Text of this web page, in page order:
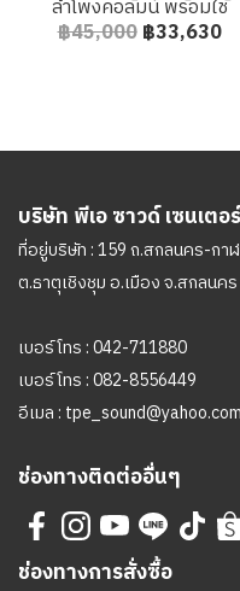
ลำโพงคอลัมน์ พร้อมใช้
฿45,000 ฿33,630
บริษัท พีเอ ซาวด์ เซนเตอ
ที่อยู่บริษัท : 159 ถ.สกลนคร-กา
ต.ธาตุเชิงชุม อ.เมือง จ.สกลนค
เบอร์โทร :042-711880
เบอร์โทร :082-8556449
อีเมล : tpe_sound@yahoo.com
ช่องทางติดต่ออื่นๆ
ช่องทางการสั่งซื้อ